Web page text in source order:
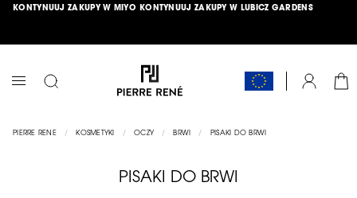
DO
KONTYNUUJ ZAKUPY W MIYO KONTYNUUJ ZAKUPY W LUBICZ GARDENS
PIERRE RENE KOSMETYKI OCZY BRWI PISAKI DO BRWI
PISAKI DO BRWI